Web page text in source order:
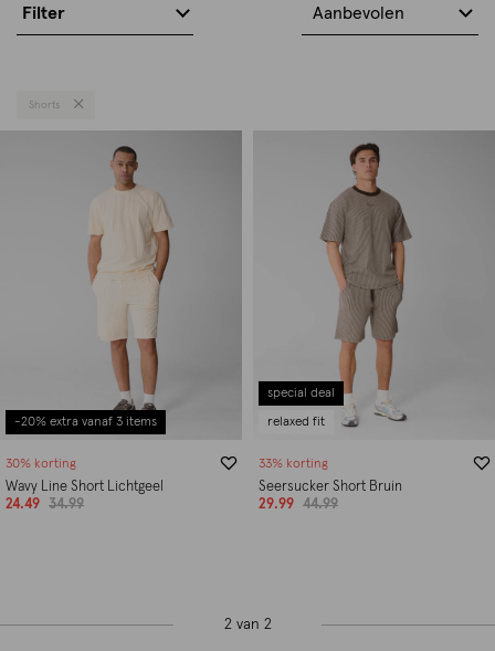
Filter Aanbevolen
Shorts
-20% extra vanaf 3 items
30% korting
Wavy Line Short Lichtgeel
24.49
34.99
special deal
relaxed fit
33% korting
Seersucker Short Bruin
29.99
44.99
2 van 2